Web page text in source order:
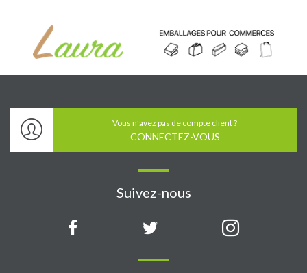
Vous n’avez pas de compte client ?
CONNECTEZ-VOUS
Suivez-nous